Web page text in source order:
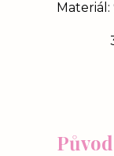
3%